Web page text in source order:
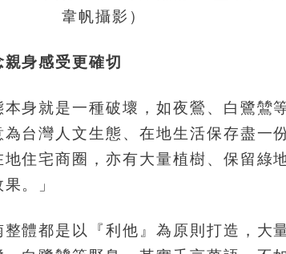
韋帆攝影）
身感受更確切
身就是一種破壞，如夜鶯、白鷺鷥
台灣人文生態、在地生活保存盡一
住宅商圈，亦有大量植樹、保留綠
。」
體都是以『利他』為原則打造，大